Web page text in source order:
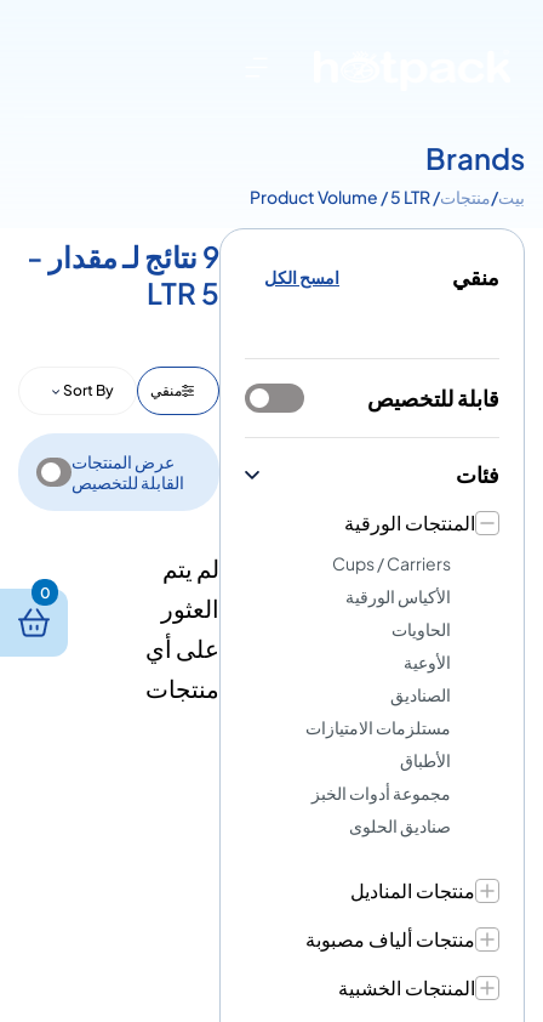
Brands
بيت/منتجات/ Product Volume / 5 LTR
منقي امسح الكل
قابلة للتخصيص
فئات
المنتجات الورقية
Cups / Carriers
الأكياس الورقية
الحاويات
الأوعية
الصناديق
مستلزمات الامتيازات
الأطباق
مجموعة أدوات الخبز
صناديق الحلوى
منتجات المناديل
منتجات ألياف مصبوبة
المنتجات الخشبية
9 نتائج لـ مقدار -
5 LTR
منقي Sort By
عرض المنتجات
القابلة للتخصيص
لم يتم
العثور
على أي
منتجات
0